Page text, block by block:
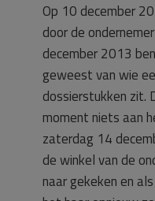
Op 10 december
door de
december 2013
geweest van wie
dossierstukken zit.
moment niets aan
zaterdag 14
de winkel van de
naar gekeken en